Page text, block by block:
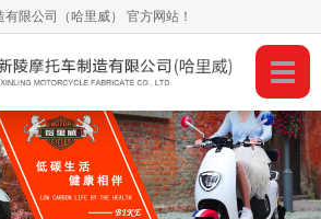
限公司（哈里威） 官方网站！
加入收藏